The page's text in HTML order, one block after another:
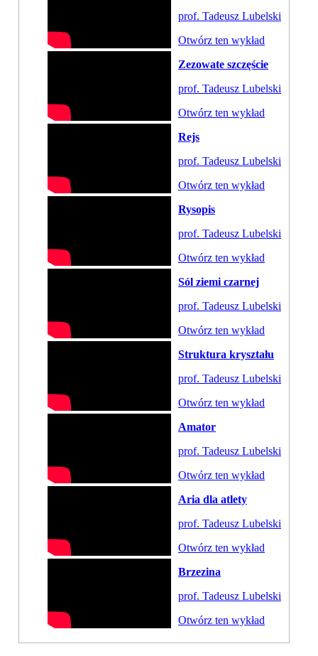
prof. Tadeusz Lubelski
Otwórz ten wykład
Zezowate szczęście
prof. Tadeusz Lubelski
Otwórz ten wykład
Rejs
prof. Tadeusz Lubelski
Otwórz ten wykład
Rysopis
prof. Tadeusz Lubelski
Otwórz ten wykład
Sól ziemi czarnej
prof. Tadeusz Lubelski
Otwórz ten wykład
Struktura kryształu
prof. Tadeusz Lubelski
Otwórz ten wykład
Amator
prof. Tadeusz Lubelski
Otwórz ten wykład
Aria dla atlety
prof. Tadeusz Lubelski
Otwórz ten wykład
Brzezina
prof. Tadeusz Lubelski
Otwórz ten wykład